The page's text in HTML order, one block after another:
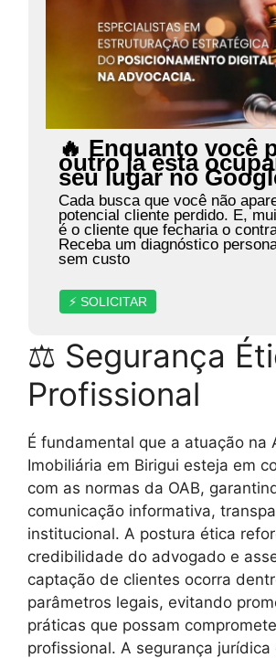
🔥 Enquanto você
outro já está
seu lugar no
Cada busca que você não
potencial cliente perdido. E,
é o cliente que fecharia o
Receba um diagnóstico
sem custo
⚡ SOLICITAR
⚖ Segurança
Profissional
É fundamental que a atuação na
Imobiliária em Birigui esteja em
com as normas da OAB,
comunicação informativa,
institucional. A postura ética
credibilidade do advogado e
captação de clientes ocorra
parâmetros legais, evitando
práticas que possam
profissional. A segurança jurídica